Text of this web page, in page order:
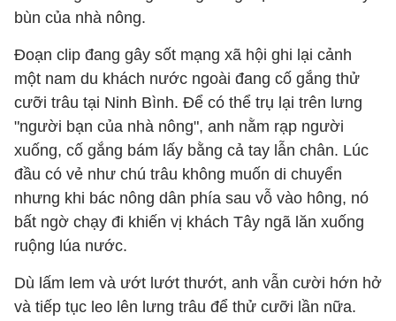
bùn của nhà nông.
Đoạn clip đang gây sốt mạng xã hội ghi lại cảnh
một nam du khách nước ngoài đang cố gắng thử
cưỡi trâu tại Ninh Bình. Để có thể trụ lại trên lưng
"người bạn của nhà nông", anh nằm rạp người
xuống, cố gắng bám lấy bằng cả tay lẫn chân. Lúc
đầu có vẻ như chú trâu không muốn di chuyển
nhưng khi bác nông dân phía sau vỗ vào hông, nó
bất ngờ chạy đi khiến vị khách Tây ngã lăn xuống
ruộng lúa nước.
Dù lấm lem và ướt lướt thướt, anh vẫn cười hớn hở
và tiếp tục leo lên lưng trâu để thử cưỡi lần nữa.